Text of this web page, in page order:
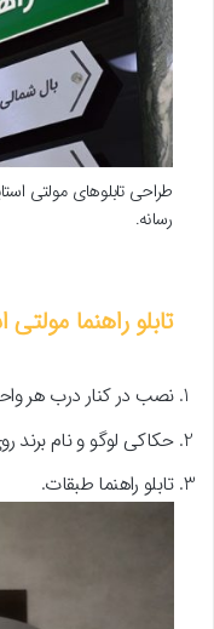
طراحی تابلوهای مولتی
رسانه.
تابلو راهنما
نصب در کنار درب هر واحد
حکاکی لوگو و نام برند
تابلو راهنما طبقات.